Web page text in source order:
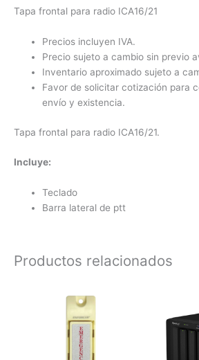
Tapa frontal para radio ICA16/21
Precios incluyen IVA.
Precio sujeto a cambio sin previo
Inventario aproximado sujeto a
Favor de solicitar cotización para
envío y existencia.
Tapa frontal para radio ICA16/21.
Incluye:
Teclado
Barra lateral de ptt
Productos relacionados